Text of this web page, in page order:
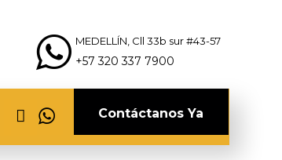
MEDELLÍN, Cll 33b sur #43-57
+57 320 337 7900
Contáctanos Ya